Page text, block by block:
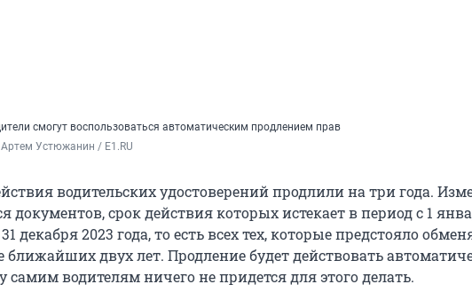
смогут воспользоваться автоматическим продлением прав
Артем Устюжанин / E1.RU
водительских удостоверений продлили на три года.
документов, срок действия которых истекает в период с 1
декабря 2023 года, то есть всех тех, которые предстояло
ближайших двух лет. Продление будет действовать
самим водителям ничего не придется для этого делать.